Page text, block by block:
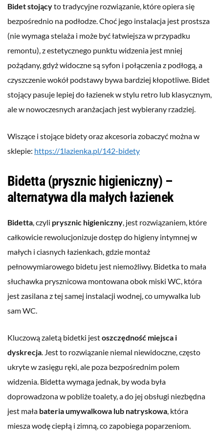
Bidet stojącyto tradycyjne rozwiązanie, które opiera się
bezpośrednio na podłodze. Choć jego instalacja jest prostsza
(nie wymaga stelaża i może być łatwiejsza w przypadku
remontu), z estetycznego punktu widzenia jest mniej
pożądany, gdyż widoczne są syfon i połączenia z podłogą, a
czyszczenie wokół podstawy bywa bardziej kłopotliwe. Bidet
stojący pasuje lepiej do łazienek w stylu retro lub klasycznym,
ale w nowoczesnych aranżacjach jest wybierany rzadziej.
Wiszące i stojące bidety oraz akcesoria zobaczyć można w
sklepie: https://1lazienka.pl/142-bidety
Bidetta (prysznic higieniczny) –
alternatywa dla małych łazienek
Bidetta, czyli prysznic higieniczny, jest rozwiązaniem, które
całkowicie rewolucjonizuje dostęp do higieny intymnej w
małych i ciasnych łazienkach, gdzie montaż
pełnowymiarowego bidetu jest niemożliwy. Bidetka to mała
słuchawka prysznicowa montowana obok miski WC, która
jest zasilana z tej samej instalacji wodnej, co umywalka lub
sam WC.
Kluczową zaletą bidetki jestoszczędność miejsca i
dyskrecja. Jest to rozwiązanie niemal niewidoczne, często
ukryte w zasięgu ręki, ale poza bezpośrednim polem
widzenia. Bidetta wymaga jednak, by woda była
doprowadzona w pobliże toalety, a do jej obsługi niezbędna
jest mała bateria umywalkowa lub natryskowa, która
miesza wodę ciepłą i zimną, co zapobiega poparzeniom.